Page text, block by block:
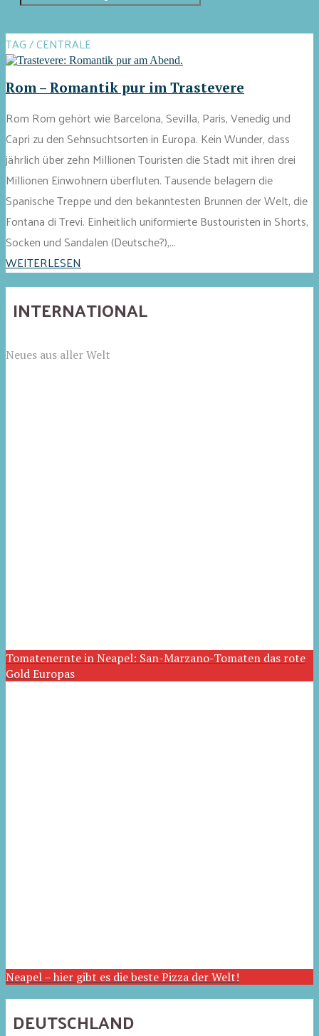
TAG / CENTRALE
Rom – Romantik pur im Trastevere
Rom Rom gehört wie Barcelona, Sevilla, Paris, Venedig und
Capri zu den Sehnsuchtsorten in Europa. Kein Wunder, dass
jährlich über zehn Millionen Touristen die Stadt mit ihren drei
Millionen Einwohnern überfluten. Tausende belagern die
Spanische Treppe und den bekanntesten Brunnen der Welt, die
Fontana di Trevi. Einheitlich uniformierte Bustouristen in Shorts,
Socken und Sandalen (Deutsche?),...
WEITERLESEN
INTERNATIONAL
Neues aus aller Welt
Tomatenernte in Neapel: San-Marzano-Tomaten das rote
Gold Europas
Neapel – hier gibt es die beste Pizza der Welt!
DEUTSCHLAND